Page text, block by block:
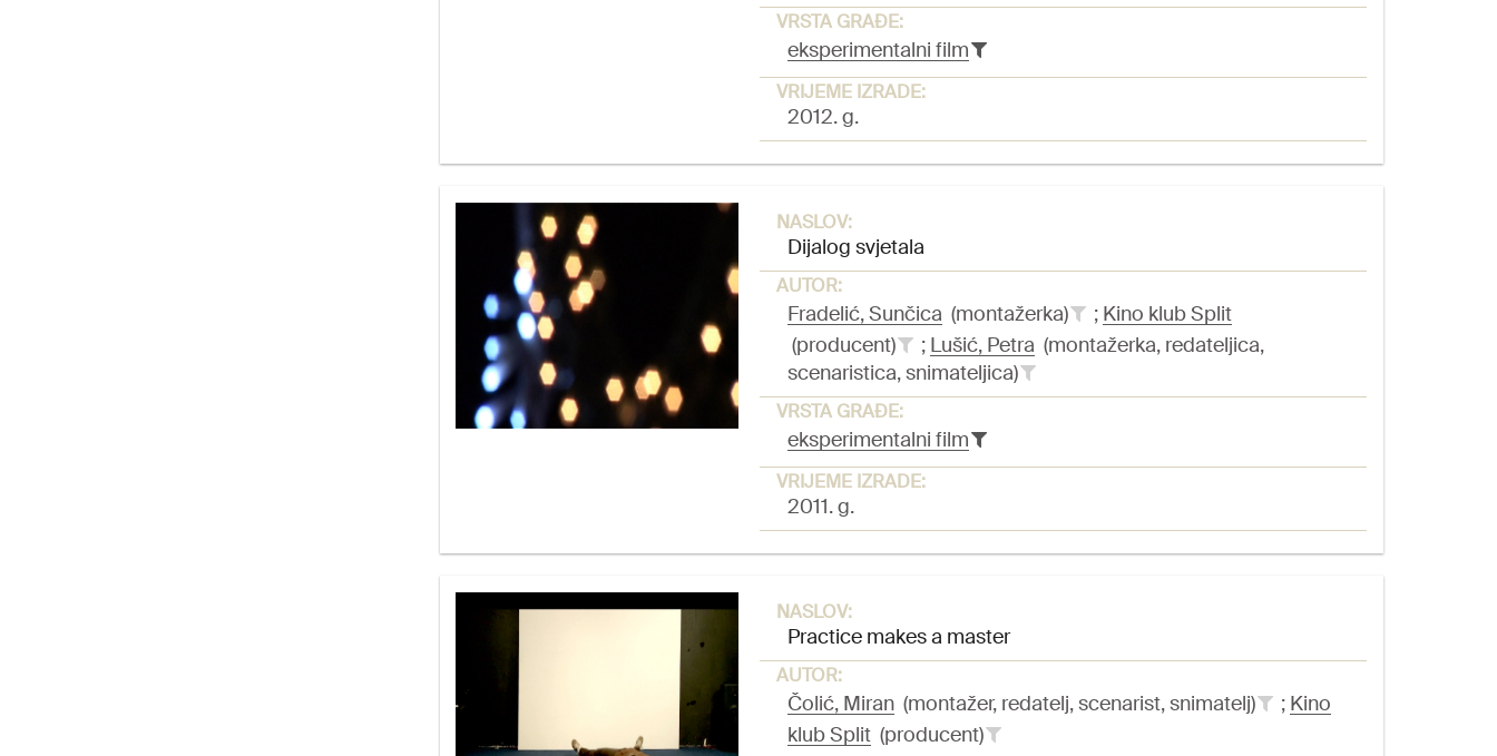
VRSTA GRAĐE:
eksperimentalni film
VRIJEME IZRADE:
2012. g.
NASLOV:
Dijalog svjetala
AUTOR:
Fradelić, Sunčica (montažerka) ; Kino klub Split
(producent)
; Lušić, Petra (montažerka, redateljica,
scenaristica, snimateljica)
VRSTA GRAĐE:
eksperimentalni film
VRIJEME IZRADE:
2011. g.
NASLOV:
Practice makes a master
AUTOR:
Čolić, Miran(montažer, redatelj, scenarist, snimatelj) ; Kino
klub Split(producent)